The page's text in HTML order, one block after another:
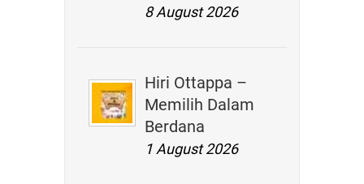
8 August 2026
Hiri Ottappa –
Memilih Dalam
Berdana
1 August 2026